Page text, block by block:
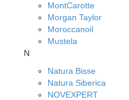
MontCarotte
Morgan Taylor
Moroccanoil
Mustela
N
Natura Bisse
Natura Siberica
NOVEXPERT